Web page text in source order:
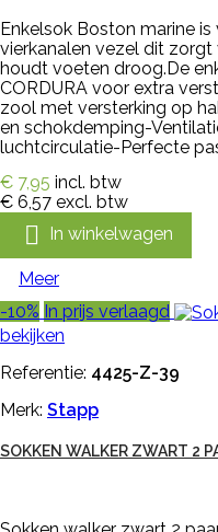
Enkelsok Boston marine
vierkanalen vezel dit
houdt voeten droog.De
CORDURA voor extra
zool met versterking op
en schokdemping-
luchtcirculatie-Perfecte
€ 7,95 incl. btw
€ 6,57 excl. btw
 In winkelwagen
Meer
-10% In prijs verlaagd
bekijken
Referentie: 4425-Z-39
Merk: Stapp
SOKKEN WALKER ZWART 2